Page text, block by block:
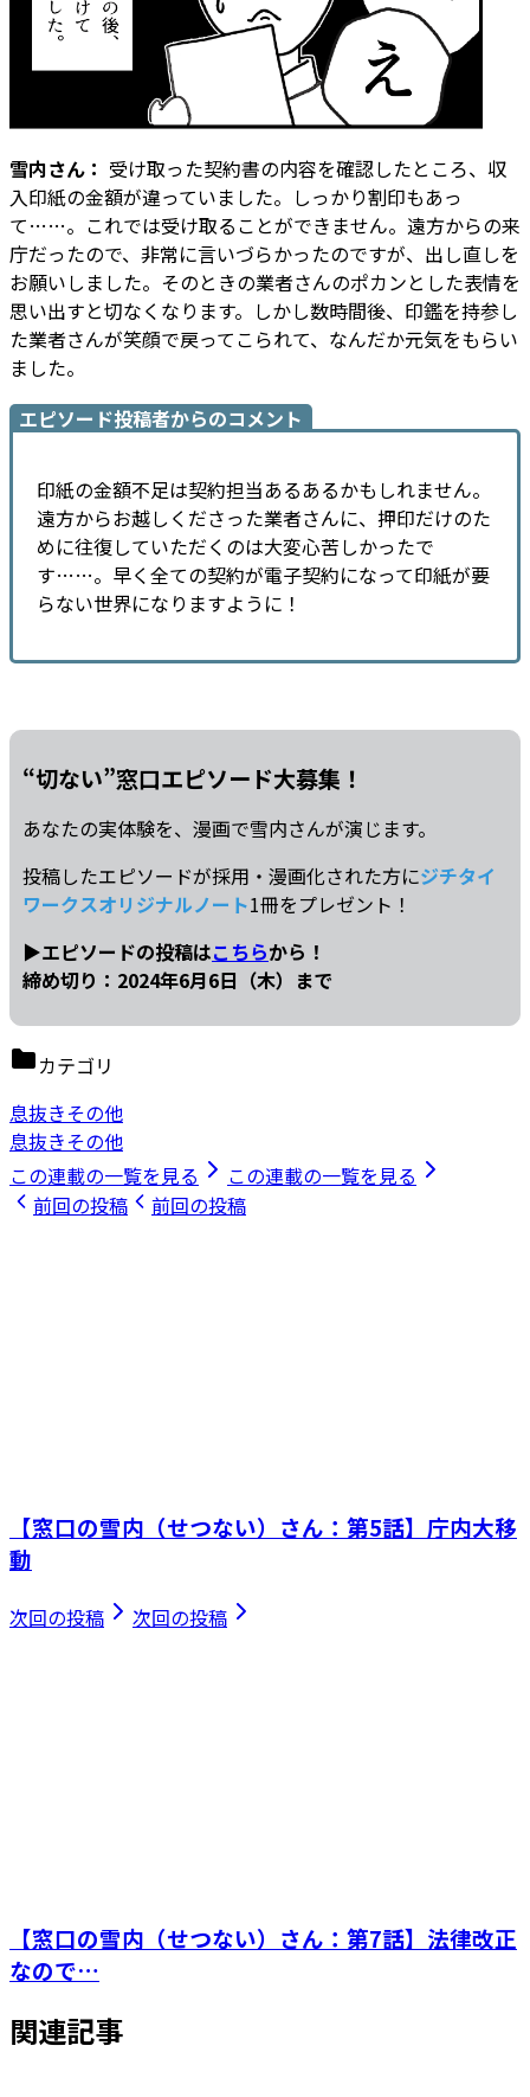
雪内さん： 受け取った契約書の内容を確認したところ、収
入印紙の金額が違っていました。しっかり割印もあっ
て……。これでは受け取ることができません。遠方からの来
庁だったので、非常に言いづらかったのですが、出し直しを
お願いしました。そのときの業者さんのポカンとした表情を
思い出すと切なくなります。しかし数時間後、印鑑を持参し
た業者さんが笑顔で戻ってこられて、なんだか元気をもらい
ました。
エピソード投稿者からのコメント
印紙の金額不足は契約担当あるあるかもしれません。
遠方からお越しくださった業者さんに、押印だけのた
めに往復していただくのは大変心苦しかったで
す……。早く全ての契約が電子契約になって印紙が要
らない世界になりますように！
“切ない”窓口エピソード大募集！
あなたの実体験を、漫画で雪内さんが演じます。
投稿したエピソードが採用・漫画化された方にジチタイ
ワークスオリジナルノート1冊をプレゼント！
▶エピソードの投稿はこちらから！
締め切り：2024年6月6日（木）まで
カテゴリ
息抜きその他
息抜きその他
この連載の一覧を見る
この連載の一覧を見る
前回の投稿
前回の投稿
【窓口の雪内（せつない）さん：第5話】庁内大移
動
次回の投稿 次回の投稿
【窓口の雪内（せつない）さん：第7話】法律改正
なので…
関連記事